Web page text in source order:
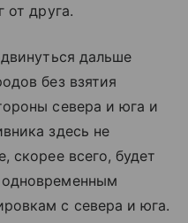
от друга.
дальше
без взятия
севера и юга и
здесь не
скорее всего, будет
с севера и юга.